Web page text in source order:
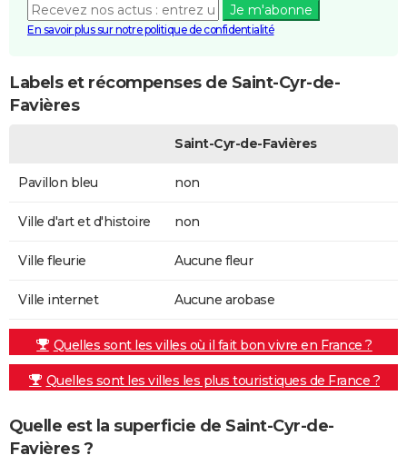
Je m'abonne
En savoir plus sur notre politique de confidentialité
Labels et récompenses de Saint-Cyr-de-
Favières
Saint-Cyr-de-Favières
Pavillon bleu non
Ville d'art et d'histoire non
Ville fleurie Aucune fleur
Ville internet Aucune arobase
Quelles sont les villes où il fait bon vivre en France ?
Quelles sont les villes les plus touristiques de France ?
Quelle est la superficie de Saint-Cyr-de-
Favières ?